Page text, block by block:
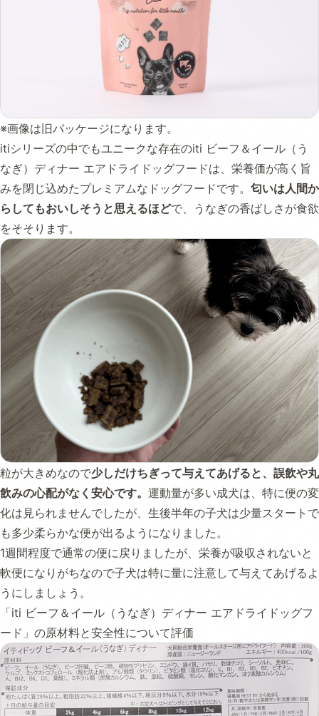
※画像は旧パッケージになります。
itiシリーズの中でもユニークな存在のiti ビーフ＆イール（う
なぎ）ディナー エアドライドッグフードは、栄養価が高く旨
みを閉じ込めたプレミアムなドッグフードです。 匂いは人間か
らしてもおいしそうと思えるほどで、うなぎの香ばしさが食欲
をそそります。
粒が大きめなので少しだけちぎって与えてあげると、誤飲や丸
飲みの心配がなく安心です。 運動量が多い成犬は、特に便の変
化は見られませんでしたが、生後半年の子犬は少量スタートで
も多少柔らかな便が出るようになりました。
1週間程度で通常の便に戻りましたが、栄養が吸収されないと
軟便になりがちなので子犬は特に量に注意して与えてあげるよ
うにしましょう。
「iti ビーフ＆イール（うなぎ）ディナー エアドライドッグフ
ード」の原材料と安全性について評価